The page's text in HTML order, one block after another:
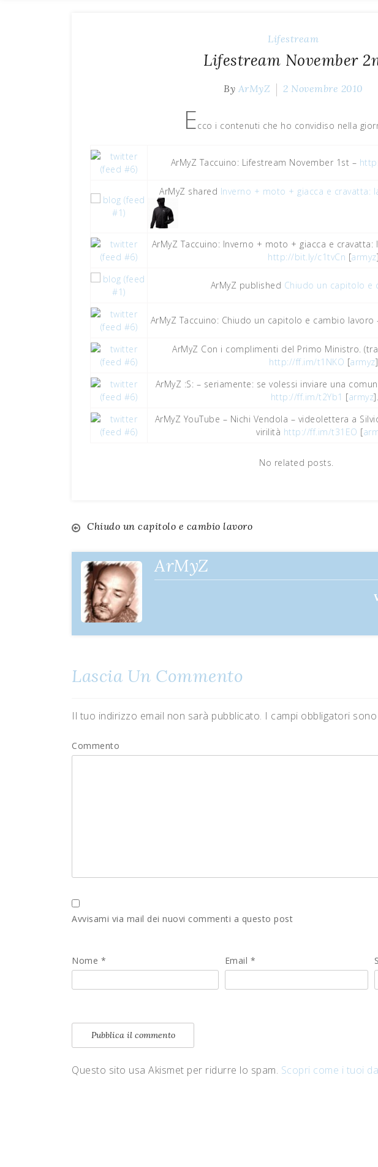
Lifestream
Lifestream November
By ArMyZ 2 Novembre 2010
Ecco i contenuti che ho convidiso nella
ArMyZ Taccuino: Lifestream November 1st –
ArMyZ shared Inverno + moto + giacca e cravatta:
ArMyZ Taccuino: Inverno + moto + giacca e cravatta:
http://bit.ly/c1tvCn [armyz
ArMyZ published Chiudo un capitolo e
ArMyZ Taccuino: Chiudo un capitolo e cambio lavoro
ArMyZ Con i complimenti del Primo Ministro.
http://ff.im/t1NKO [armyz
ArMyZ :S: – seriamente: se volessi inviare una
http://ff.im/t2Yb1 [armyz].
ArMyZ YouTube – Nichi Vendola – videolettera a
virilità http://ff.im/t31EO [
No related posts.
Navigazione
articoli
Chiudo un capitolo e cambio lavoro
ArMyZ
Lascia Un Commento
Il tuo indirizzo email non sarà pubblicato. I campi obbligatori
Commento
Avvisami via mail dei nuovi commenti a questo post
Nome * Email *
Questo sito usa Akismet per ridurre lo spam. Scopri come i tuoi